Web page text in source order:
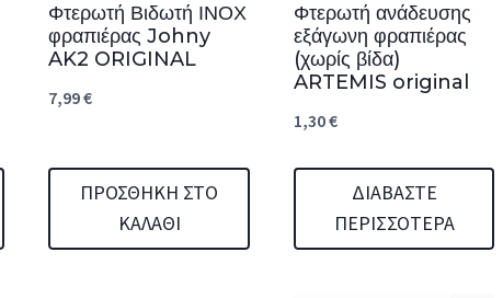
Φτερωτή Βιδωτή ΙΝΟΧ
φραπιέρας Johny
AK2 ORIGINAL
7,99€
ΠΡΟΣΘΉΚΗ ΣΤΟ
ΚΑΛΆΘΙ
Φτερωτή ανάδευσης
εξάγωνη φραπιέρας
(χωρίς βίδα)
ARTEMIS original
1,30€
ΔΙΑΒΆΣΤΕ
ΠΕΡΙΣΣΌΤΕΡΑ